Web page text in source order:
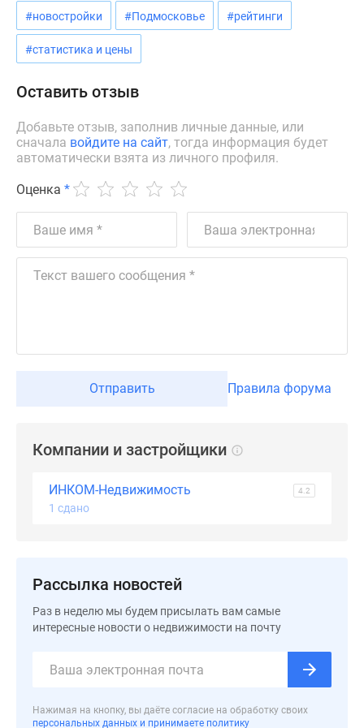
Дзен
Машино-
места
#траншевая
#рассрочка
ИТ-
Квартиры
скидками
Субсидированная
Программа
реновации
премиум-
класса
Новостройки
ипотека
#новостройки #Подмосковье #рейтинги
#статистика и цены
Оставить отзыв
Добавьте отзыв, заполнив личные данные, или
сначала войдите на сайт, тогда информация будет
автоматически взята из личного профиля.
Оценка *
Отправить Правила форума
Компании и застройщики
ИНКОМ-Недвижимость 4.2
1 сдано
Рассылка новостей
Раз в неделю мы будем присылать вам самые
интересные новости о недвижимости на почту
Нажимая на кнопку, вы даёте согласие на обработку своих
персональных данных и принимаете политику